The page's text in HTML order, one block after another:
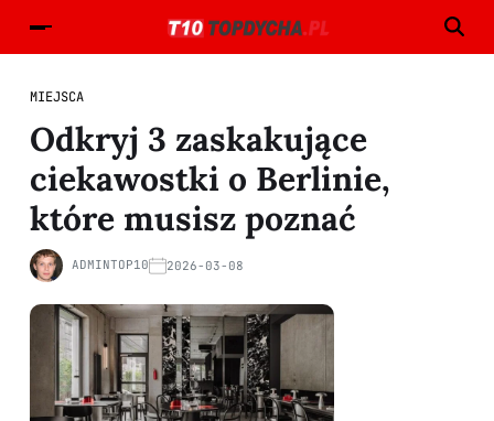
MIEJSCA
Odkryj 3 zaskakujące
ciekawostki o Berlinie,
które musisz poznać
ADMINTOP10 2026-03-08